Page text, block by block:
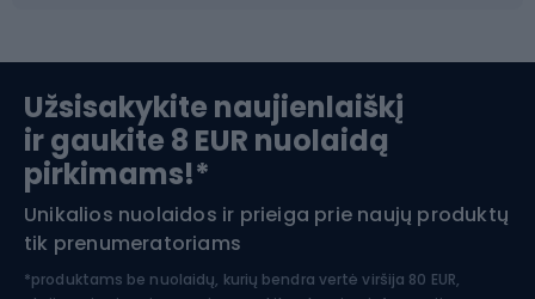
Slidinėjimas
Apranga žiemos sportui
Šiaurietiškas ėjimas
Užsisakykite naujienlaiškį
ir gaukite 8 EUR nuolaidą
pirkimams!*
Unikalios nuolaidos ir prieiga prie naujų produktų
tik prenumeratoriams
*produktams be nuolaidų, kurių bendra vertė viršija 80 EUR,